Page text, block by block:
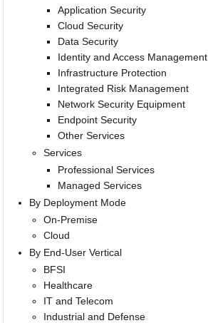
Application Security
Cloud Security
Data Security
Identity and Access Management
Infrastructure Protection
Integrated Risk Management
Network Security Equipment
Endpoint Security
Other Services
Services
Professional Services
Managed Services
By Deployment Mode
On-Premise
Cloud
By End-User Vertical
BFSI
Healthcare
IT and Telecom
Industrial and Defense